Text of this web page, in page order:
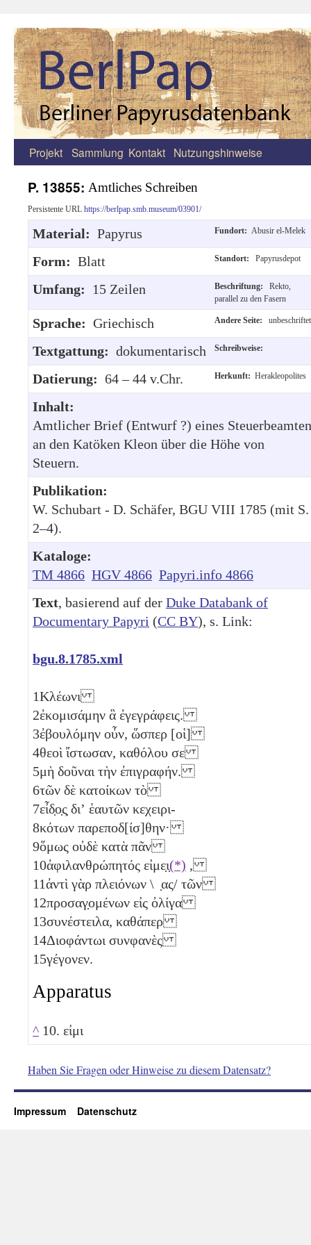
Zum
springen
Projekt Sammlung Kontakt Nutzungshinweise
P. 13855: Amtliches Schreiben
Persistente URL https://berlpap.smb.museum/03901/
Material: Papyrus Fundort: Abusir el-Melek
Form: Blatt Standort: Papyrusdepot
Umfang: 15 Zeilen Beschriftung:
Rekto,
parallel zu den Fasern
Sprache: Griechisch Andere Seite: unbeschriftet
Textgattung: dokumentarisch Schreibweise:
Datierung: 64 – 44 v.Chr. Herkunft: Herakleopolites
Inhalt:
Amtlicher Brief (Entwurf ?) eines Steuerbeamten
an den Katöken Kleon über die Höhe von
Steuern.
Publikation:
W. Schubart - D. Schäfer, BGU VIII 1785 (mit S.
2–4).
Kataloge:
TM 4866 HGV 4866 Papyri.info 4866
Text, basierend auf der Duke Databank of
Documentary Papyri (CC BY), s. Link:
bgu.8.1785.xml
1Κλέωνι
2ἐκομισάμην ἃ ἐγεγράφεις.
3ἐβουλόμην οὖν, ὥσπερ [οἱ]
4θεοὶ ἴστωσαν, καθόλου σε
5μὴ δοῦναι τὴν ἐπιγραφήν.
6τῶν δὲ κατοίκων τὸ
7εἶδ̣ο̣ς̣ διʼ ἑαυτῶν κεχειρι-
8κότων παρεποδ[ίσ]θην·
9ὅμως οὐδὲ κατὰ πᾶν
10ἀφιλανθρώπητός εἰμε̣ι̣(*) ,
11ἀντὶ γὰρ πλειόνων \ ̣ας/ τῶν
12προσαγ̣ομένων εἰς ὀλίγα
13συνέστειλα, καθάπερ
14Διοφάντωι συνφανὲς
15γέγονεν.
Apparatus
^ 10. εἰμι
Haben Sie Fragen oder Hinweise zu diesem Datensatz?
Impressum Datenschutz